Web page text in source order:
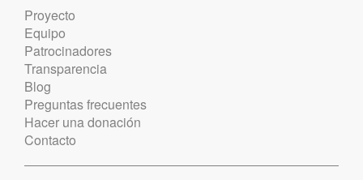
Proyecto
Equipo
Patrocinadores
Transparencia
Blog
Preguntas frecuentes
Hacer una donación
Contacto